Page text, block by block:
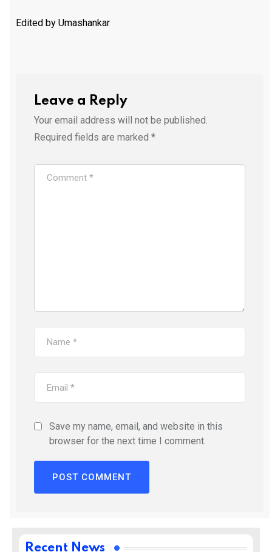
Edited by Umashankar
Leave a Reply
Your email address will not be published.
Required fields are marked *
Save my name, email, and website in this
browser for the next time I comment.
Recent News